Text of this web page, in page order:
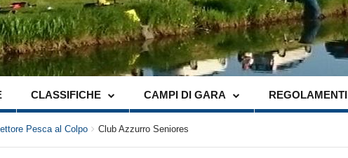
CLASSIFICHE CAMPI DI GARA REGOLAMENTI
Pesca al Colpo Club Azzurro Seniores